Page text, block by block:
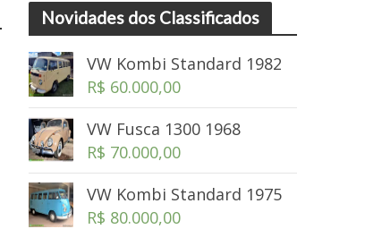
Novidades dos Classificados
VW Kombi Standard 1982
R$ 60.000,00
VW Fusca 1300 1968
R$ 70.000,00
VW Kombi Standard 1975
R$ 80.000,00